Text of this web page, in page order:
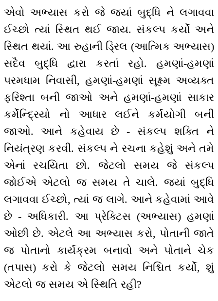
એવો અભ્યાસ કરો જે જ્યાં બુદ્ધિ ને લગાવવા
ઈચ્છો ત્યાં સ્થિત થઈ જાય. સંકલ્પ કર્યો અને
સ્થિત થયાં. આ રુહાની ડ્રિલ (આત્મિક અભ્યાસ)
સદૈવ બુદ્ધિ દ્વારા કરતાં રહો. હમણાં-હમણાં
પરમધામ નિવાસી, હમણાં-હમણાં સૂક્ષ્મ અવ્યક્ત
ફરિશ્તા બની જાઓ અને હમણાં-હમણાં સાકાર
કર્મેન્દ્રિયો નો આધાર લઈને કર્મયોગી બની
જાઓ. આને કહેવાય છે - સંકલ્પ શક્તિ ને
નિયંત્રણ કરવી. સંકલ્પ ને રચના કહેશું અને તમે
એનાં રચયિતા છો. જેટલો સમય જે સંકલ્પ
જોઈએ એટલો જ સમય તે ચાલે. જ્યાં બુદ્ધિ
લગાવવા ઈચ્છો, ત્યાં જ લાગે. આને કહેવામાં આવે
છે - અધિકારી. આ પ્રેક્ટિસ (અભ્યાસ) હમણાં
ઓછી છે. એટલે આ અભ્યાસ કરો, પોતાની જાતે
જ પોતાનો કાર્યક્રમ બનાવો અને પોતાને ચેક
(તપાસ) કરો કે જેટલો સમય નિશ્ચિત કર્યો, શું
એટલો જ સમય એ સ્થિતિ રહી?